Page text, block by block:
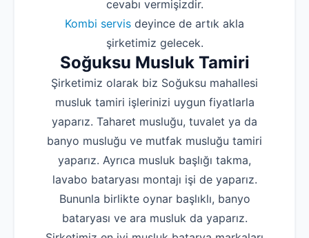
cevabı vermişizdir.
Kombi servis deyince de artık akla
şirketimiz gelecek.
Soğuksu Musluk Tamiri
Şirketimiz olarak biz Soğuksu mahallesi
musluk tamiri işlerinizi uygun fiyatlarla
yaparız. Taharet musluğu, tuvalet ya da
banyo musluğu ve mutfak musluğu tamiri
yaparız. Ayrıca musluk başlığı takma,
lavabo bataryası montajı işi de yaparız.
Bununla birlikte oynar başlıklı, banyo
bataryası ve ara musluk da yaparız.